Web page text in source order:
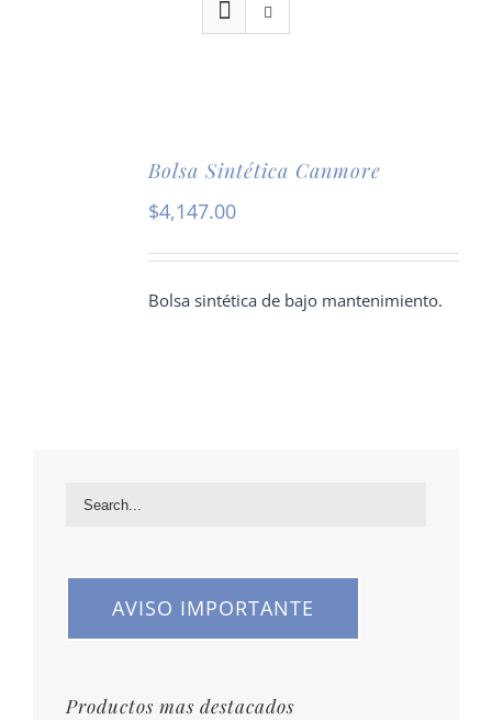
Bolsa Sintética Canmore
$4,147.00
Bolsa sintética de bajo mantenimiento.
AVISO IMPORTANTE
Productos mas destacados